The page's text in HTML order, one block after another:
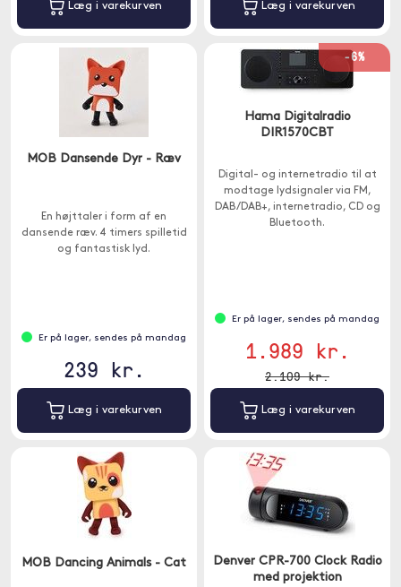
Læg i varekurven Læg i varekurven
MOB Dansende Dyr - Ræv
En højttaler i form af en
dansende ræv. 4 timers spilletid
og fantastisk lyd.
Er på lager, sendes på mandag
239 kr.
Læg i varekurven
-6%
Hama Digitalradio
DIR1570CBT
Digital- og internetradio til at
modtage lydsignaler via FM,
DAB/DAB+, internetradio, CD og
Bluetooth.
Er på lager, sendes på mandag
1.989 kr.
2.109 kr.
Læg i varekurven
MOB Dancing Animals - Cat
Denver CPR-700 Clock Radio
med projektion